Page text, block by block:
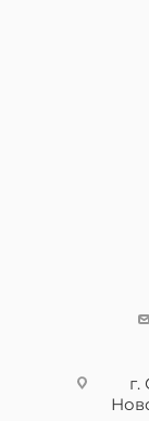
г.